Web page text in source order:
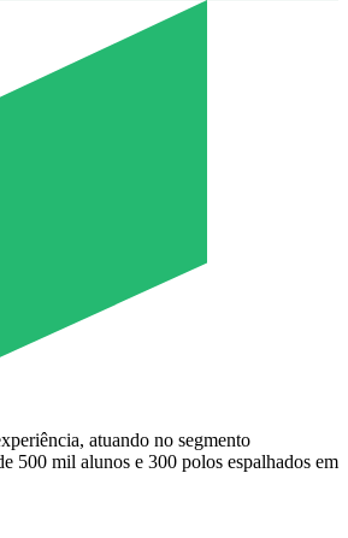
atuando no segmento
500 mil alunos e 300 polos espalhados em